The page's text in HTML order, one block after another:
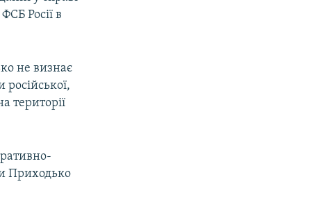
Росії в
не визнає
території
Приходько